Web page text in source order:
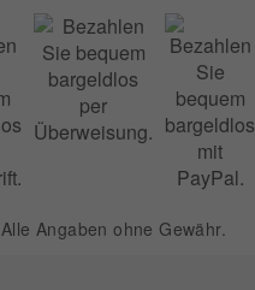
Alle Angaben ohne Gewähr.